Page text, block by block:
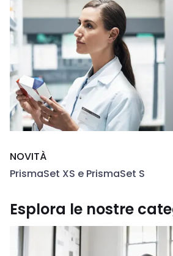
NOVITÀ
PrismaSet XS e PrismaSet S
Esplora le nostre